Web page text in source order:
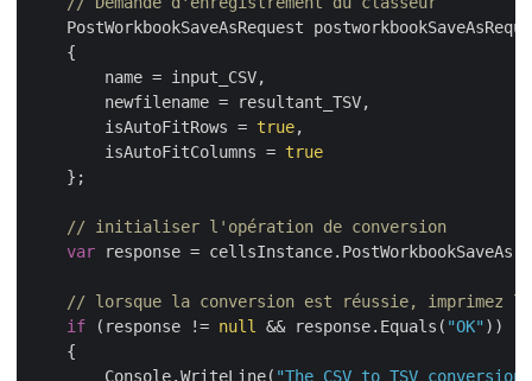
PostWorkbookSaveAsRequest
    {
        name = input_CSV,
        newfilename = resultant_TSV,
        isAutoFitRows =
true,
        isAutoFitColumns =
true
    };
// initialiser l'opération de conversion
var response =
// lorsque la conversion est réussie, imprimez le
if (response != null && response.Equals( "OK" ))
    {
        Console.WriteLine(
"The CSV to TSV